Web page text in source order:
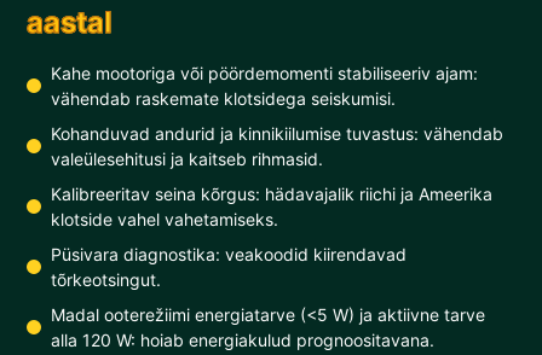
aastal
Kahe mootoriga või pöördemomenti stabiliseeriv ajam:
vähendab raskemate klotsidega seiskumisi.
Kohanduvad andurid ja kinnikiilumise tuvastus: vähendab
valeülesehitusi ja kaitseb rihmasid.
Kalibreeritav seina kõrgus: hädavajalik riichi ja Ameerika
klotside vahel vahetamiseks.
Püsivara diagnostika: veakoodid kiirendavad
tõrkeotsingut.
Madal ooterežiimi energiatarve (<5 W) ja aktiivne tarve
alla 120 W: hoiab energiakulud prognoositavana.